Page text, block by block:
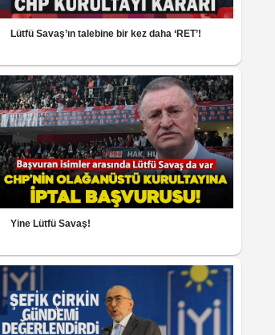
Lütfü Savaş’ın talebine bir kez daha ‘RET’!
Yine Lütfü Savaş!